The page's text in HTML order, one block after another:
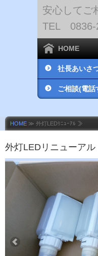
安心して
TEL 0836-
HOME
社長あいさ
社員紹介
ご相談(電話
HOME ≫ 外灯LEDﾘﾆｭｰｱﾙ ≫
外灯LEDリニューアル